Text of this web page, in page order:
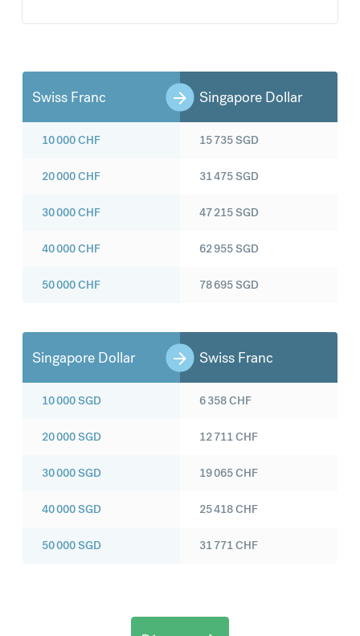
Swiss Franc Singapore Dollar
10 000CHF
20 000CHF
30 000CHF
40 000CHF
50 000CHF
15 735SGD
31 475SGD
47 215SGD
62 955SGD
78 695SGD
Singapore Dollar Swiss Franc
10 000SGD
20 000SGD
30 000SGD
40 000SGD
50 000SGD
6 358CHF
12 711CHF
19 065CHF
25 418CHF
31 771CHF